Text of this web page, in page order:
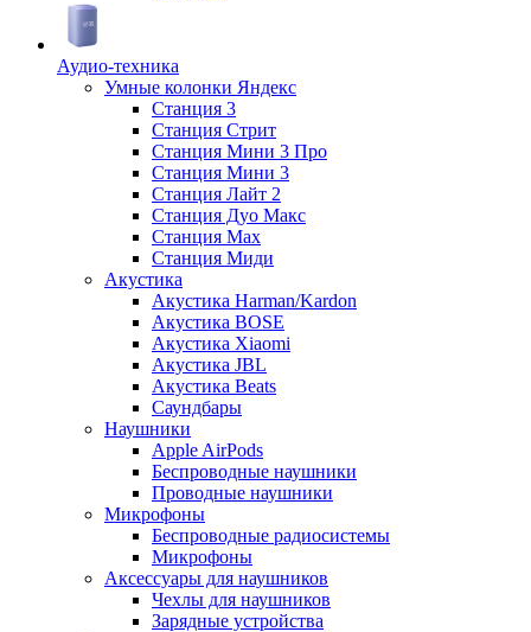
Аудио-техника
Умные колонки Яндекс
Станция 3
Станция Стрит
Станция Мини 3 Про
Станция Мини 3
Станция Лайт 2
Станция Дуо Макс
Станция Max
Станция Миди
Акустика
Акустика Harman/Kardon
Акустика BOSE
Акустика Xiaomi
Акустика JBL
Акустика Beats
Саундбары
Наушники
Apple AirPods
Беспроводные наушники
Проводные наушники
Микрофоны
Беспроводные радиосистемы
Микрофоны
Аксессуары для наушников
Чехлы для наушников
Зарядные устройства